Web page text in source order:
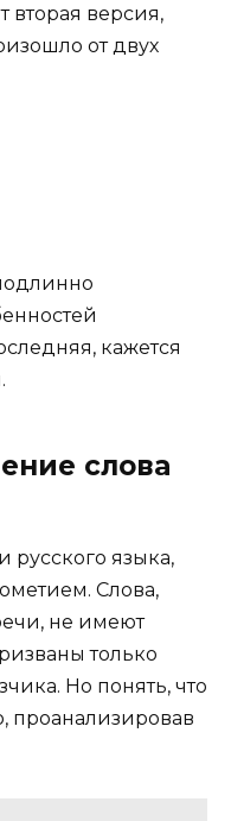
вторая версия,
от двух
кажется
слова
русского языка,
Слова,
не имеют
только
Но понять, что
проанализировав